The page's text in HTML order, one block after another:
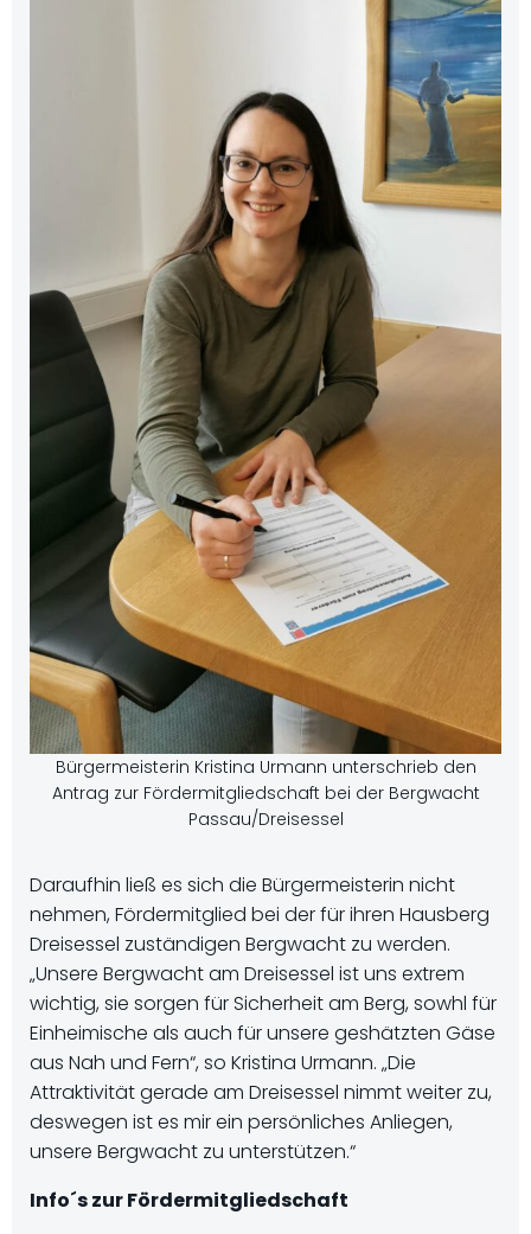
Bürgermeisterin Kristina Urmann unterschrieb den
Antrag zur Fördermitgliedschaft bei der Bergwacht
Passau/Dreisessel
Daraufhin ließ es sich die Bürgermeisterin nicht
nehmen, Fördermitglied bei der für ihren Hausberg
Dreisessel zuständigen Bergwacht zu werden.
„Unsere Bergwacht am Dreisessel ist uns extrem
wichtig, sie sorgen für Sicherheit am Berg, sowhl für
Einheimische als auch für unsere geshätzten Gäse
aus Nah und Fern“, so Kristina Urmann. „Die
Attraktivität gerade am Dreisessel nimmt weiter zu,
deswegen ist es mir ein persönliches Anliegen,
unsere Bergwacht zu unterstützen.“
Info´s zur Fördermitgliedschaft